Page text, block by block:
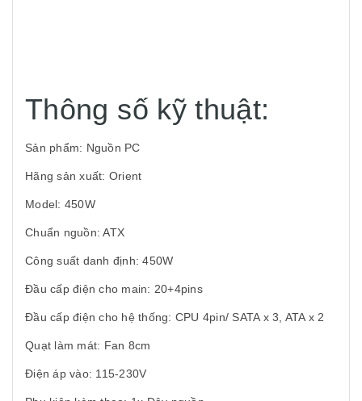
Thông số kỹ thuật:
Sản phẩm: Nguồn PC
Hãng sản xuất: Orient
Model: 450W
Chuẩn nguồn: ATX
Công suất danh định: 450W
Đầu cấp điện cho main: 20+4pins
Đầu cấp điện cho hệ thống: CPU 4pin/ SATA x 3, ATA x 2
Quạt làm mát: Fan 8cm
Điện áp vào: 115-230V